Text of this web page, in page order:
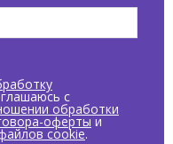
с
обработки
оферты и
cookie.